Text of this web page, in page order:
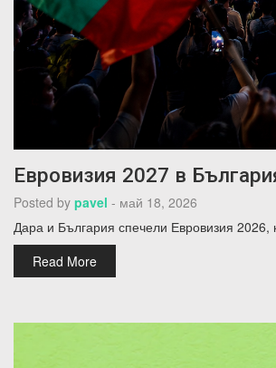
Евровизия 2027 в
Posted by pavel - май 18, 2026
Дара и България спечели Евровизия
Read More